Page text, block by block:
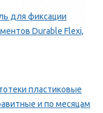
для фиксации
Durable Flexi,
пластиковые
и по месяцам